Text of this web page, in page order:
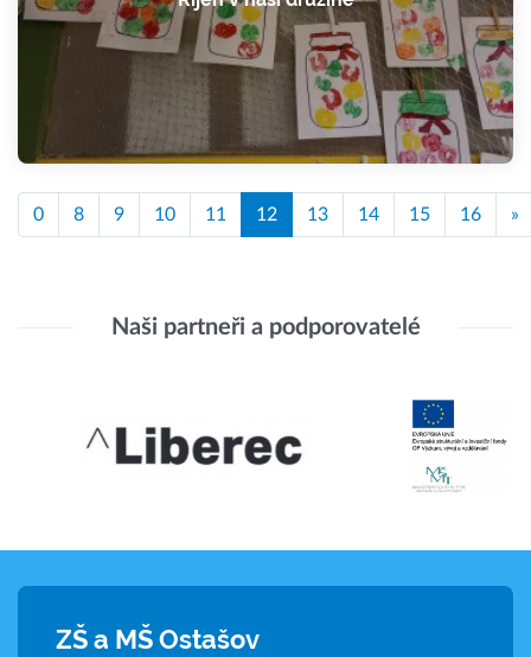
0 8 9 10 11 12 13 14 15 16 »
Naši partneři a podporovatelé
ZŠ a MŠ Ostašov